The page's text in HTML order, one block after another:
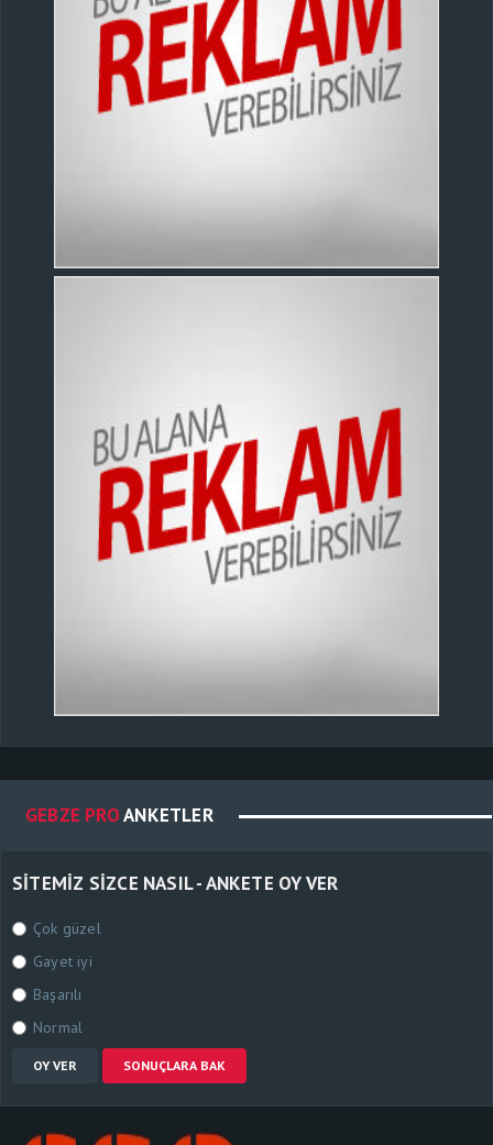
GEBZE PROANKETLER
SITEMIZ SIZCE NASIL - ANKETE OY VER
Çok güzel
Gayet iyi
Başarılı
Normal
OY VER SONUÇLARA BAK